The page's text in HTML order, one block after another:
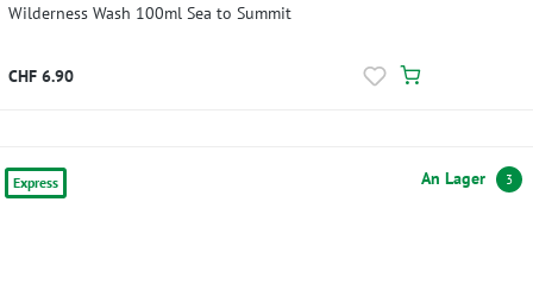
Wilderness Wash 100ml Sea to Summit
CHF 6.90
Express An Lager 3